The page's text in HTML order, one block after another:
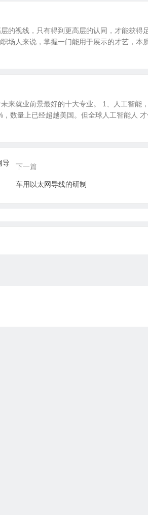
的视线，只有得到更高层的认同，才能获得
场人来说，掌握一门能用于展示的才艺，本
来就业前景最好的十大专业。 1、人工智能
数量上已经超越美国。但全球人工智能人
下一篇
车用以太网导线的研制